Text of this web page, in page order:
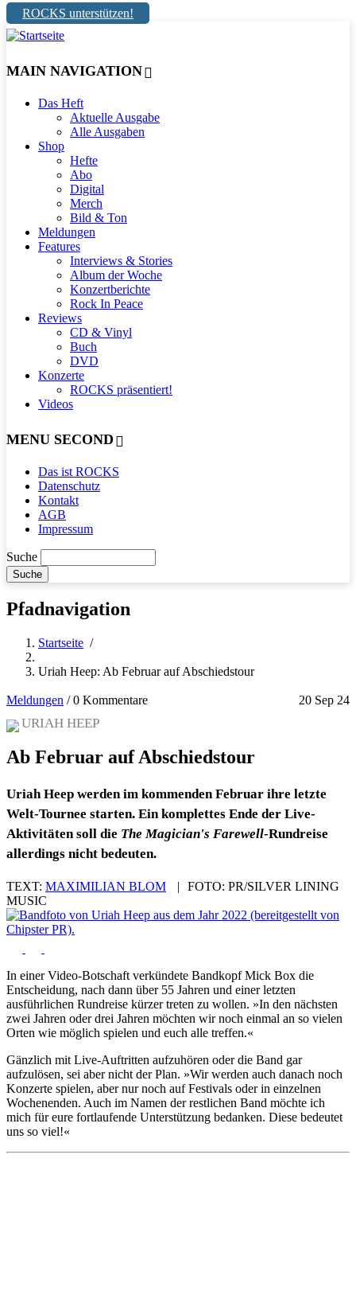
ROCKS unterstützen!
MAIN NAVIGATION
Das Heft
Aktuelle Ausgabe
Alle Ausgaben
Shop
Hefte
Abo
Digital
Merch
Bild & Ton
Meldungen
Features
Interviews & Stories
Album der Woche
Konzertberichte
Rock In Peace
Reviews
CD & Vinyl
Buch
DVD
Konzerte
ROCKS präsentiert!
Videos
MENU SECOND
Das ist ROCKS
Datenschutz
Kontakt
AGB
Impressum
Suche
Pfadnavigation
Startseite /
Uriah Heep: Ab Februar auf Abschiedstour
Meldungen 20 Sep 24
/0 Kommentare
URIAH HEEP
Ab Februar auf Abschiedstour
Uriah Heep werden im kommenden Februar ihre letzte
Welt-Tournee starten. Ein komplettes Ende der Live-
Aktivitäten soll die The Magician's Farewell-Rundreise
allerdings nicht bedeuten.
TEXT: MAXIMILIAN BLOM | FOTO: PR/SILVER LINING
MUSIC
In einer Video-Botschaft verkündete Bandkopf Mick Box die
Entscheidung, nach dann über 55 Jahren und einer letzten
ausführlichen Rundreise kürzer treten zu wollen. »In den nächsten
zwei Jahren oder drei Jahren möchten wir noch einmal an so vielen
Orten wie möglich spielen und euch alle treffen.«
Gänzlich mit Live-Auftritten aufzuhören oder die Band gar
aufzulösen, sei aber nicht der Plan. »Wir werden auch danach noch
Konzerte spielen, aber nur noch auf Festivals oder in einzelnen
Wochenenden. Auch im Namen der restlichen Band möchte ich
mich für eure fortlaufende Unterstützung bedanken. Diese bedeutet
uns so viel!«